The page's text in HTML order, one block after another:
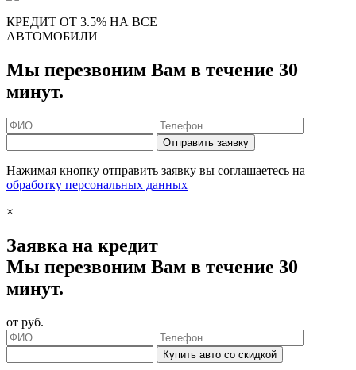
КРЕДИТ ОТ 3.5% НА ВСЕ
АВТОМОБИЛИ
Мы перезвоним Вам в течение 30
минут.
Отправить заявку
Нажимая кнопку отправить заявку вы соглашаетесь на
обработку персональных данных
×
Заявка на кредит
Мы перезвоним Вам в течение 30
минут.
от руб.
Купить авто со скидкой